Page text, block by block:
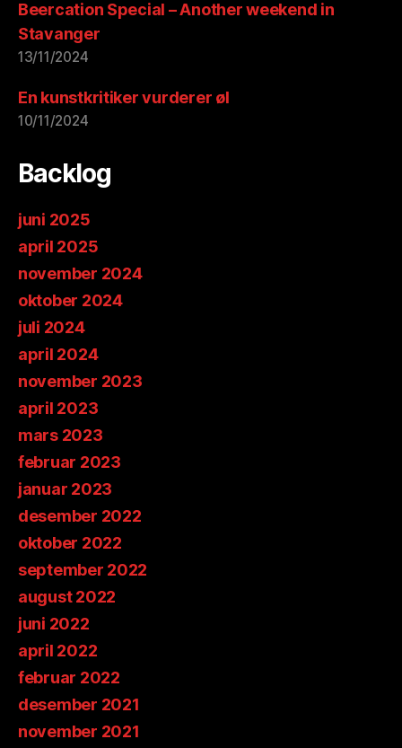
Beercation Special – Another weekend in
Stavanger
13/11/2024
En kunstkritiker vurderer øl
10/11/2024
Backlog
juni 2025
april 2025
november 2024
oktober 2024
juli 2024
april 2024
november 2023
april 2023
mars 2023
februar 2023
januar 2023
desember 2022
oktober 2022
september 2022
august 2022
juni 2022
april 2022
februar 2022
desember 2021
november 2021